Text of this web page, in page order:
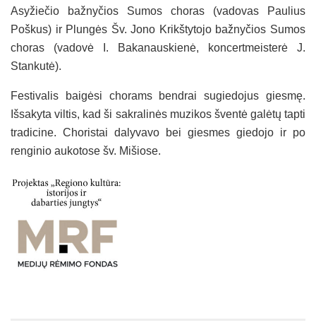
Asyžiečio bažnyčios Sumos choras (vadovas Paulius
Poškus) ir Plungės Šv. Jono Krikštytojo bažnyčios Sumos
choras (vadovė I. Bakanauskienė, koncertmeisterė J.
Stankutė).
Festivalis baigėsi chorams bendrai sugiedojus giesmę.
Išsakyta viltis, kad ši sakralinės muzikos šventė galėtų tapti
tradicine. Choristai dalyvavo bei giesmes giedojo ir po
renginio aukotose šv. Mišiose.